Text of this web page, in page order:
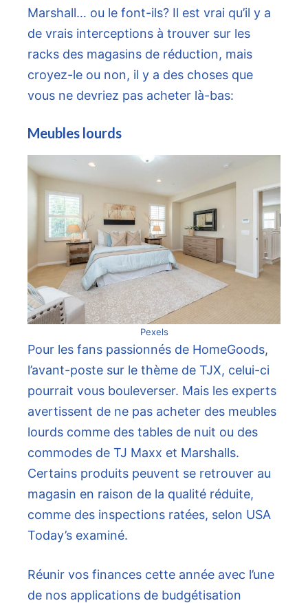
Marshall… ou le font-ils? Il est vrai qu’il y a
de vrais interceptions à trouver sur les
racks des magasins de réduction, mais
croyez-le ou non, il y a des choses que
vous ne devriez pas acheter là-bas:
Meubles lourds
Pexels
Pour les fans passionnés de HomeGoods,
l’avant-poste sur le thème de TJX, celui-ci
pourrait vous bouleverser. Mais les experts
avertissent de ne pas acheter des meubles
lourds comme des tables de nuit ou des
commodes de TJ Maxx et Marshalls.
Certains produits peuvent se retrouver au
magasin en raison de la qualité réduite,
comme des inspections ratées, selon USA
Today’s examiné.
Réunir vos finances cette année avec l’une
de nos applications de budgétisation